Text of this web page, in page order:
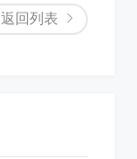
返回列表